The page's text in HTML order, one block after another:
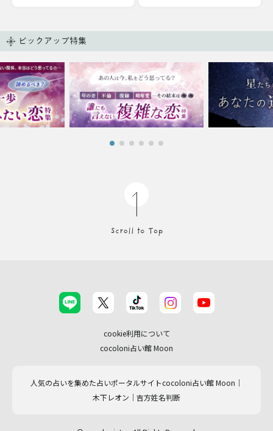
ピックアップ特集
cookie利用について
cocoloni占い館 Moon
人気の占いを集めた占いポータルサイトcocoloni占い館 Moon｜
木下レオン｜吉方姓名判断